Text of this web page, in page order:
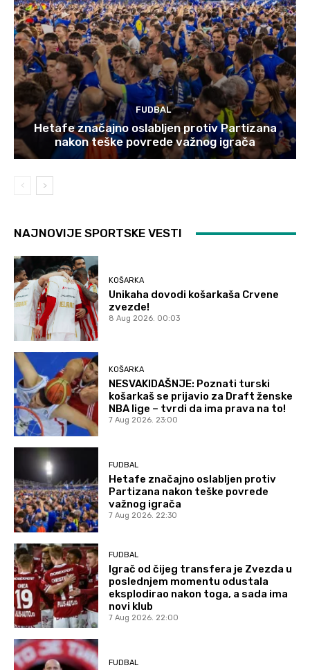
FUDBAL
Hetafe značajno oslabljen protiv Partizana
nakon teške povrede važnog igrača
NAJNOVIJE SPORTSKE VESTI
KOŠARKA
Unikaha dovodi košarkaša Crvene
zvezde!
8 Aug 2026. 00:03
KOŠARKA
NESVAKIDAŠNJE: Poznati turski
košarkaš se prijavio za Draft ženske
NBA lige – tvrdi da ima prava na to!
7 Aug 2026. 23:00
FUDBAL
Hetafe značajno oslabljen protiv
Partizana nakon teške povrede
važnog igrača
7 Aug 2026. 22:30
FUDBAL
Igrač od čijeg transfera je Zvezda u
poslednjem momentu odustala
eksplodirao nakon toga, a sada ima
novi klub
7 Aug 2026. 22:00
FUDBAL